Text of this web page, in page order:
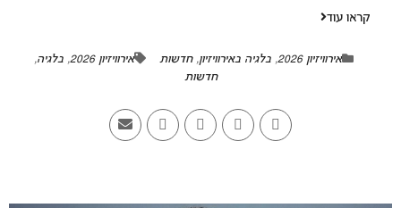
קראו עוד
אירוויזיון 2026 ,בלגיה באירוויזיון,חדשות אירוויזיון 2026 ,בלגיה,
חדשות